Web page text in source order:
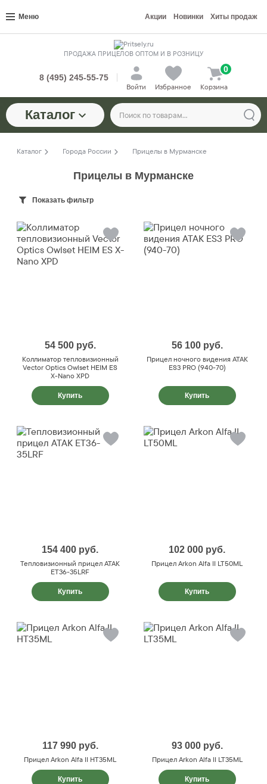
Меню Акции Новинки Хиты продаж
ПРОДАЖА ПРИЦЕЛОВ ОПТОМ И В РОЗНИЦУ
8 (495) 245-55-75
Войти
Избранное Корзина
0
Каталог
Каталог Города России Прицелы в Мурманске
Прицелы в Мурманске
Показать фильтр
54 500 руб.
Коллиматор тепловизионный
Vector Optics Owlset HEIM ES
X-Nano XPD
Купить
56 100 руб.
Прицел ночного видения ATAK
ES3 PRO (940-70)
Купить
154 400 руб.
Тепловизионный прицел ATAK
ET36-35LRF
Купить
102 000 руб.
Прицел Arkon Alfa II LT50ML
Купить
117 990 руб.
Прицел Arkon Alfa II HT35ML
Купить
93 000 руб.
Прицел Arkon Alfa II LT35ML
Купить